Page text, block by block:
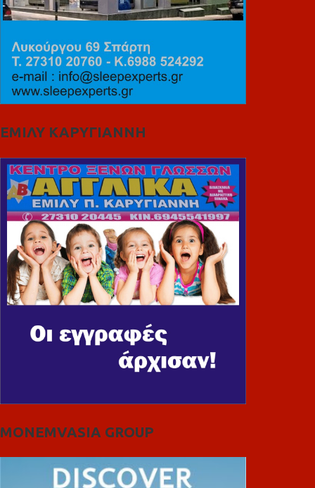
ΕΜΙΛΥ ΚΑΡΥΓΙΑΝΝΗ
MONEMVASIA GROUP